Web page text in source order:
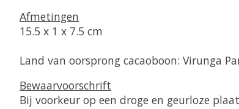
Afmetingen
15.5 x 1 x 7.5 cm
Land van oorsprong cacaoboon: Virunga
Bewaarvoorschrift
Bij voorkeur op een droge en geurloze